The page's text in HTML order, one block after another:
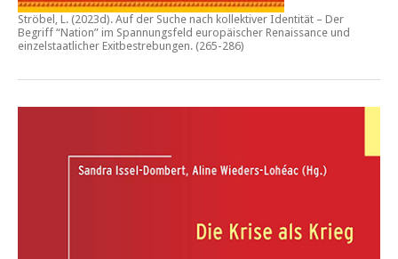
Ströbel, L. (2023d). Auf der Suche nach kollektiver Identität – Der
Begriff “Nation” im Spannungsfeld europäischer Renaissance und
einzelstaatlicher Exitbestrebungen. (265-286)